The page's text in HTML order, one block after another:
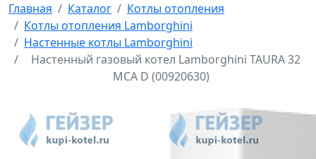
Главная Каталог
Котлы отопления
Котлы отопления Lamborghini
Настенные котлы Lamborghini
Настенный газовый котел Lamborghini TAURA 32
MCA D (00920630)